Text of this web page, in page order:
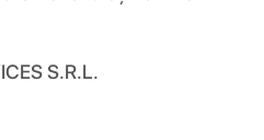
S.R.L.